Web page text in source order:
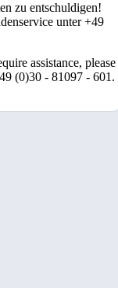
zu entschuldigen!
unter +49
assistance, please
(0)30 - 81097 - 601.